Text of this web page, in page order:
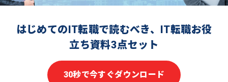
はじめてのIT転職で読むべき、IT転職お役
立ち資料3点セット
30秒で今すぐダウンロード